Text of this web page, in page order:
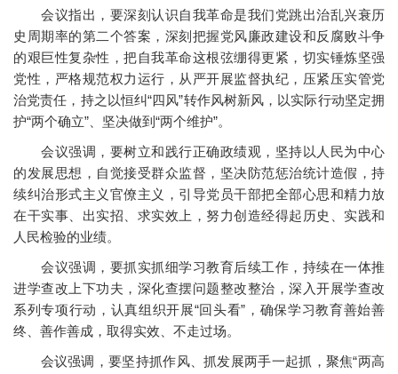
会议指出，要深刻认识自我革命是我们党跳出治乱兴衰历
史周期率的第二个答案，深刻把握党风廉政建设和反腐败斗争
的艰巨性复杂性，把自我革命这根弦绷得更紧，切实锤炼坚强
党性，严格规范权力运行，从严开展监督执纪，压紧压实管党
治党责任，持之以恒纠“四风”转作风树新风，以实际行动坚定拥
护“两个确立”、坚决做到“两个维护”。
会议强调，要树立和践行正确政绩观，坚持以人民为中心
的发展思想，自觉接受群众监督，坚决防范惩治统计造假，持
续纠治形式主义官僚主义，引导党员干部把全部心思和精力放
在干实事、出实招、求实效上，努力创造经得起历史、实践和
人民检验的业绩。
会议强调，要抓实抓细学习教育后续工作，持续在一体推
进学查改上下功夫，深化查摆问题整改整治，深入开展学查改
系列专项行动，认真组织开展“回头看”，确保学习教育善始善
终、善作善成，取得实效、不走过场。
会议强调，要坚持抓作风、抓发展两手一起抓，聚焦“两高